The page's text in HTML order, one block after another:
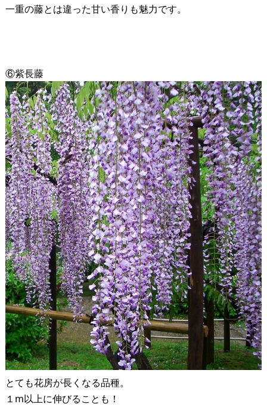
一重の藤とは違った甘い香りも魅力です。
⑥紫長藤
とても花房が長くなる品種。
１m以上に伸びることも！